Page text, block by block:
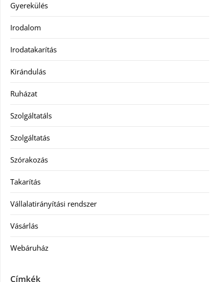
Gyerekülés
Irodalom
Irodatakarítás
Kirándulás
Ruházat
Szolgáltatáls
Szolgáltatás
Szórakozás
Takarítás
Vállalatirányítási rendszer
Vásárlás
Webáruház
Címkék